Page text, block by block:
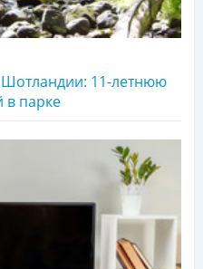
Шотландии: 11-летнюю
в парке